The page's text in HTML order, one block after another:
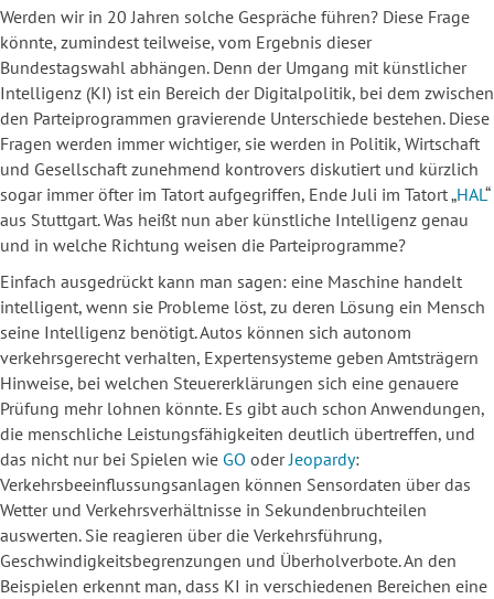
Werden wir in 20 Jahren solche Gespräche führen? Diese Frage
könnte, zumindest teilweise, vom Ergebnis dieser
Bundestagswahl abhängen. Denn der Umgang mit künstlicher
Intelligenz (KI) ist ein Bereich der Digitalpolitik, bei dem zwischen
den Parteiprogrammen gravierende Unterschiede bestehen. Diese
Fragen werden immer wichtiger, sie werden in Politik, Wirtschaft
und Gesellschaft zunehmend kontrovers diskutiert und kürzlich
sogar immer öfter im Tatort aufgegriffen, Ende Juli im Tatort „HAL“
aus Stuttgart. Was heißt nun aber künstliche Intelligenz genau
und in welche Richtung weisen die Parteiprogramme?
Einfach ausgedrückt kann man sagen: eine Maschine handelt
intelligent, wenn sie Probleme löst, zu deren Lösung ein Mensch
seine Intelligenz benötigt. Autos können sich autonom
verkehrsgerecht verhalten, Expertensysteme geben Amtsträgern
Hinweise, bei welchen Steuererklärungen sich eine genauere
Prüfung mehr lohnen könnte. Es gibt auch schon Anwendungen,
die menschliche Leistungsfähigkeiten deutlich übertreffen, und
das nicht nur bei Spielen wie GO oderJeopardy:
Verkehrsbeeinflussungsanlagen können Sensordaten über das
Wetter und Verkehrsverhältnisse in Sekundenbruchteilen
auswerten. Sie reagieren über die Verkehrsführung,
Geschwindigkeitsbegrenzungen und Überholverbote. An den
Beispielen erkennt man, dass KI in verschiedenen Bereichen eine